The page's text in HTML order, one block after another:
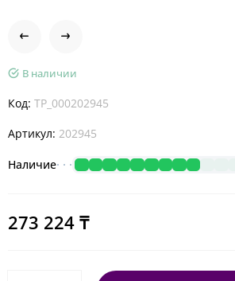
В наличии
Код: TP_000202945
Артикул: 202945
Наличие
273 224 ₸